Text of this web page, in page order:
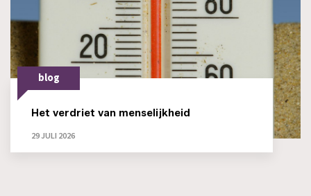
blog
Het verdriet van menselijkheid
29 JULI 2026